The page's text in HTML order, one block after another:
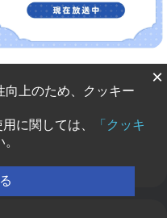
×
向上のため、クッキー
に関しては、
「クッキ